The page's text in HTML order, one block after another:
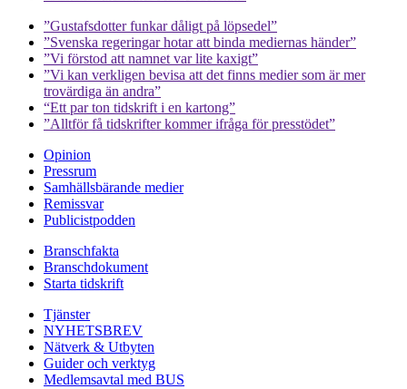
”Gustafsdotter funkar dåligt på löpsedel”
”Svenska regeringar hotar att binda mediernas händer”
”Vi förstod att namnet var lite kaxigt”
”Vi kan verkligen bevisa att det finns medier som är mer
trovärdiga än andra”
“Ett par ton tidskrift i en kartong”
”Alltför få tidskrifter kommer ifråga för presstödet”
Opinion
Pressrum
Samhällsbärande medier
Remissvar
Publicistpodden
Branschfakta
Branschdokument
Starta tidskrift
Tjänster
NYHETSBREV
Nätverk & Utbyten
Guider och verktyg
Medlemsavtal med BUS